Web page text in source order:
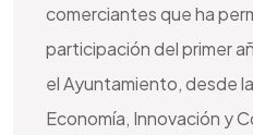
comerciantes que ha
participación del primer
el Ayuntamiento, desde
Economía, Innovación y